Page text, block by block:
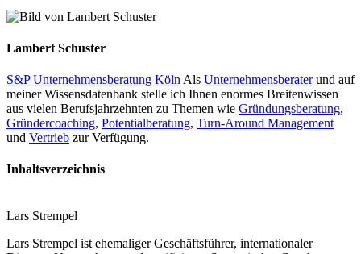
Lambert Schuster
S&P Unternehmensberatung Köln Als Unternehmensberaterund auf
meiner Wissensdatenbank stelle ich Ihnen enormes Breitenwissen
aus vielen Berufsjahrzehnten zu Themen wie Gründungsberatung,
Gründercoaching, Potentialberatung, Turn-Around Management
und Vertrieb zur Verfügung.
Inhaltsverzeichnis
Lars Strempel
Lars Strempel ist ehemaliger Geschäftsführer, internationaler